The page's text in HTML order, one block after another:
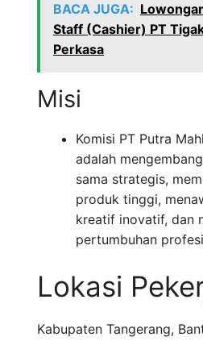
BACA JUGA:
Staff (Cashier) PT
Perkasa
Misi
Komisi PT Putra
adalah
sama strategis,
produk tinggi,
kreatif inovatif, dan
pertumbuhan
Lokasi
Kabupaten Tangerang,